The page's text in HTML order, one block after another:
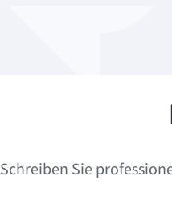
Schreiben Sie